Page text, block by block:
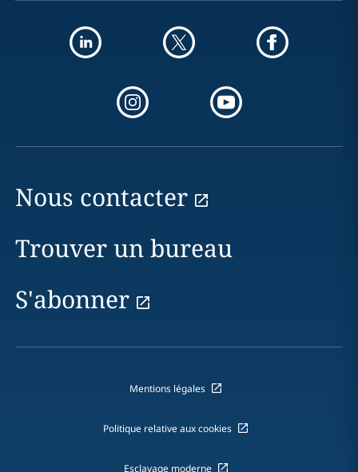
Nous contacter
Trouver un bureau
S'abonner
Mentions légales
Politique relative aux cookies
Esclavage moderne